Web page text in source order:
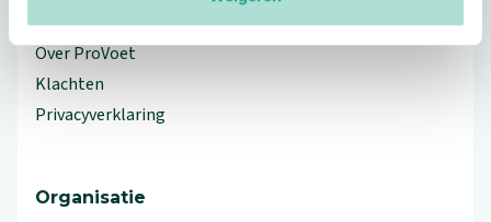
Workshops en lezingen
Over ProVoet
Klachten
Privacyverklaring
Organisatie